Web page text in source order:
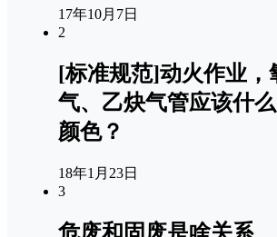
17年10月7日
2
[标准规范]动火作业，
气、乙炔气管应该什么
颜色？
18年1月23日
3